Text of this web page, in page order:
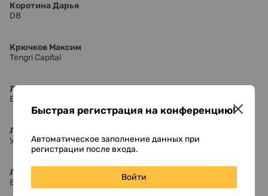
Коротина Дарья
D8
Крючков Максим
Tengri Capital
Ладиков-Роев Дмитрий
Евразийский банк развития
Левцун Андрей
Украина-Инвест
Леонов Денис
БКС КИБ
Быстрая регистрация на конференцию!
Автоматическое заполнение данных при
регистрации после входа.
Войти